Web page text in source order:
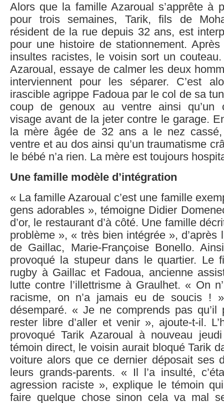
Alors que la famille Azaroual s’apprête à
pour trois semaines, Tarik, fils de
résident de la rue depuis 32 ans, est
pour une histoire de stationnement.
insultes racistes, le voisin sort un
Azaroual, essaye de calmer les deux
interviennent pour les séparer. C’est
irascible agrippe Fadoua par le col de sa
coup de genoux au ventre ainsi qu’un
visage avant de la jeter contre le garage.
la mère âgée de 32 ans a le nez
ventre et au dos ainsi qu’un traumatisme
le bébé n’a rien. La mère est toujours
Une famille modèle d’intégration
« La famille Azaroual c’est une famille
gens adorables », témoigne Didier
d’or, le restaurant d’à côté. Une famille
problème », « très bien intégrée », d’après
de Gaillac, Marie-Françoise Bonello.
provoqué la stupeur dans le quartier. Le
rugby à Gaillac et Fadoua, ancienne
lutte contre l’illettrisme à Graulhet. « On
racisme, on n’a jamais eu de soucis !
désemparé. « Je ne comprends pas
rester libre d’aller et venir », ajoute-t-il.
provoqué Tarik Azaroual à nouveau
témoin direct, le voisin aurait bloqué Tarik
voiture alors que ce dernier déposait ses
leurs grands-parents. « Il l’a insulté,
agression raciste », explique le témoin
faire quelque chose sinon cela va mal